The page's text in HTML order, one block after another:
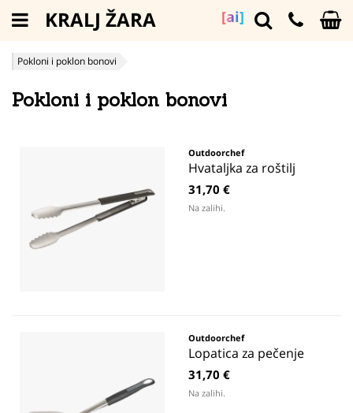
[ai]
KRALJ ŽARA
Pokloni i poklon bonovi
Pokloni i poklon bonovi
Outdoorchef
Hvataljka za roštilj
31,70 €
Na zalihi.
Outdoorchef
Lopatica za pečenje
31,70 €
Na zalihi.